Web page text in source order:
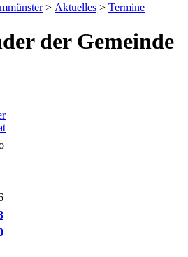
> Aktuelles > Termine
der Gemeinde